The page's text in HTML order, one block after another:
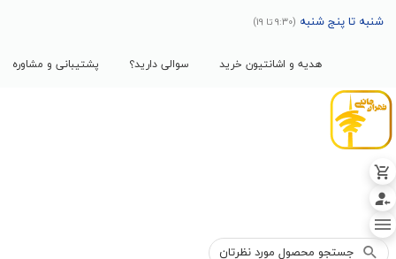
شنبه
هدیه و اشانتیون خرید سوالی دارید؟ پشتیبانی و مشاوره